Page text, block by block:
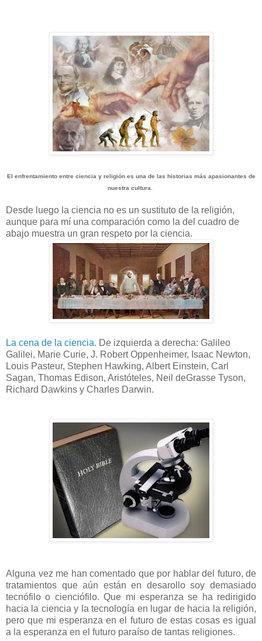
El enfrentamiento entre ciencia y religión es una de las historias más apasionantes de
nuestra cultura.
Desde luego la ciencia no es un sustituto de la religión,
aunque para mí una comparación como la del cuadro de
abajo muestra un gran respeto por la ciencia.
La cena de la ciencia. De izquierda a derecha: Galileo
Galilei, Marie Curie, J. Robert Oppenheimer, Isaac Newton,
Louis Pasteur, Stephen Hawking, Albert Einstein, Carl
Sagan, Thomas Edison, Aristóteles, Neil deGrasse Tyson,
Richard Dawkins y Charles Darwin.
Alguna vez me han comentado que por hablar del futuro, de
tratamientos que aún están en desarollo soy demasiado
tecnófilo o cienciófilo. Que mi esperanza se ha redirigido
hacia la ciencia y la tecnología en lugar de hacia la religión,
pero que mi esperanza en el futuro de estas cosas es igual
a la esperanza en el futuro paraíso de tantas religiones.